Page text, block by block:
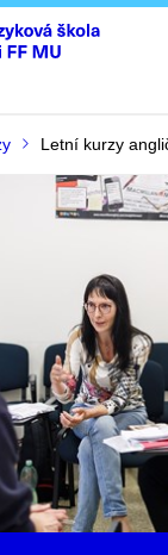
Letní kurzy